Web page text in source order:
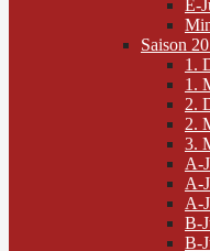
E-
Saison
1.
1.
2.
2.
3.
A-
A-
A-
B-
B-